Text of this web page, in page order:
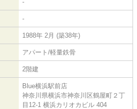
-
-
1988年 2月 (築38年)
アパート/軽量鉄骨
2階建
Blue横浜駅前店
神奈川県横浜市神奈川区鶴屋町２丁
目12-1 横浜カリオカビル 404